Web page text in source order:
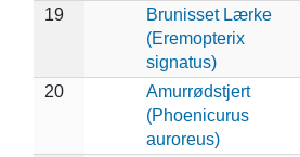
19
Brunisset Lærke
(Eremopterix
signatus)
20
Amurrødstjert
(Phoenicurus
auroreus)